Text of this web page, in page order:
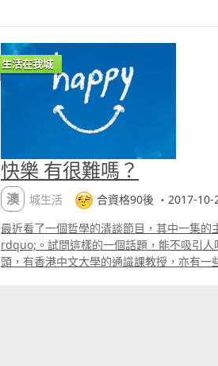
生活在我城
快樂 有很難嗎？
澳城生活
合資格90後 ・2017-10-
最近看了一個哲學的清談節目，其中一集的
rdquo;。試問這樣的一個話題，能不吸引人
頭，有香港中文大學的通識課教授，亦有一